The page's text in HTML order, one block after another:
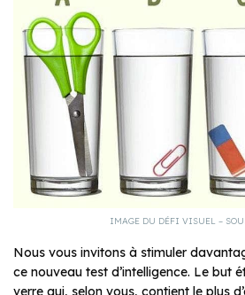
IMAGE DU DÉFI VISUEL –
Nous vous invitons à stimuler
ce nouveau test d’intelligence. Le but
verre qui, selon vous, contient le plus